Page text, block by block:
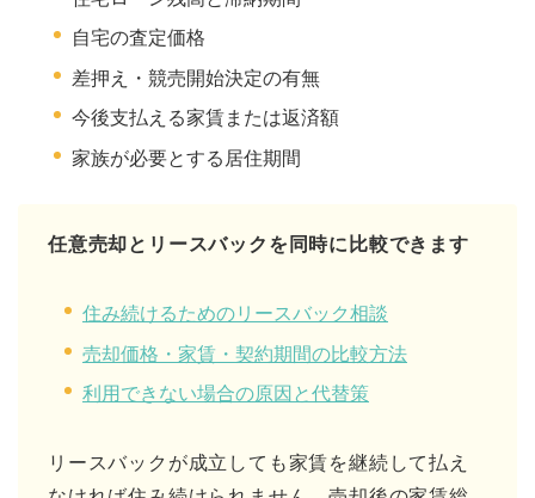
自宅の査定価格
差押え・競売開始決定の有無
今後支払える家賃または返済額
家族が必要とする居住期間
任意売却とリースバックを同時に比較できます
住み続けるためのリースバック相談
売却価格・家賃・契約期間の比較方法
利用できない場合の原因と代替策
リースバックが成立しても家賃を継続して払え